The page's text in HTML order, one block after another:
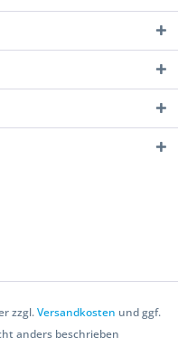
zzgl.Versandkosten und ggf.
anders beschrieben